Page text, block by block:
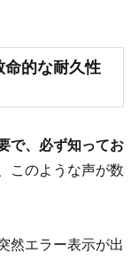
命的な耐久性
で、必ず知ってお
このような声が数
然エラー表示が出